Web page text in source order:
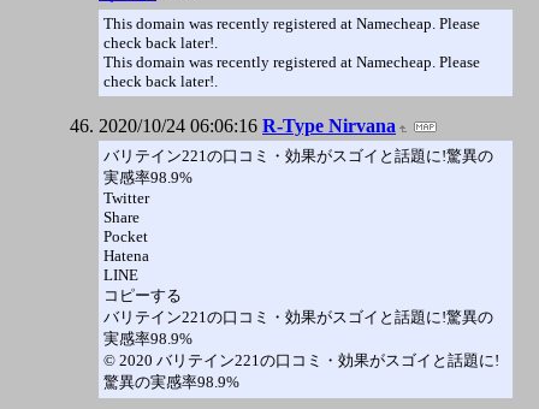
This domain was recently registered at Namecheap. Please
check back later!.
This domain was recently registered at Namecheap. Please
check back later!.
2020/10/24 06:06:16 R-Type Nirvana
バリテイン221の口コミ・効果がスゴイと話題に!驚異の
実感率98.9%
Twitter
Share
Pocket
Hatena
LINE
コピーする
バリテイン221の口コミ・効果がスゴイと話題に!驚異の
実感率98.9%
© 2020 バリテイン221の口コミ・効果がスゴイと話題に!
驚異の実感率98.9%